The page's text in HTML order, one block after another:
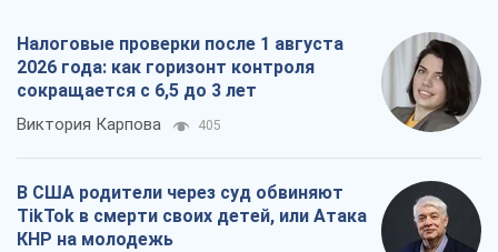
Налоговые проверки после 1 августа
2026 года: как горизонт контроля
сокращается с 6,5 до 3 лет
Виктория Карпова 405
В США родители через суд обвиняют
TikTok в смерти своих детей, или Атака
КНР на молодежь